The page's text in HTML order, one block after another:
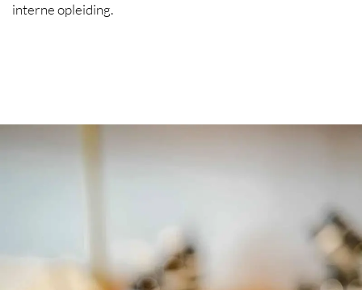
interne opleiding.